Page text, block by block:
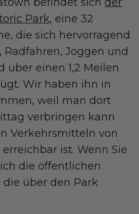
Park, eine 32
die sich hervorragend
Joggen und
über einen 1,2 Meilen
Wir haben ihn in
weil man dort
verbringen kann
Verkehrsmitteln von
ist. Wenn Sie
die öffentlichen
die über den Park